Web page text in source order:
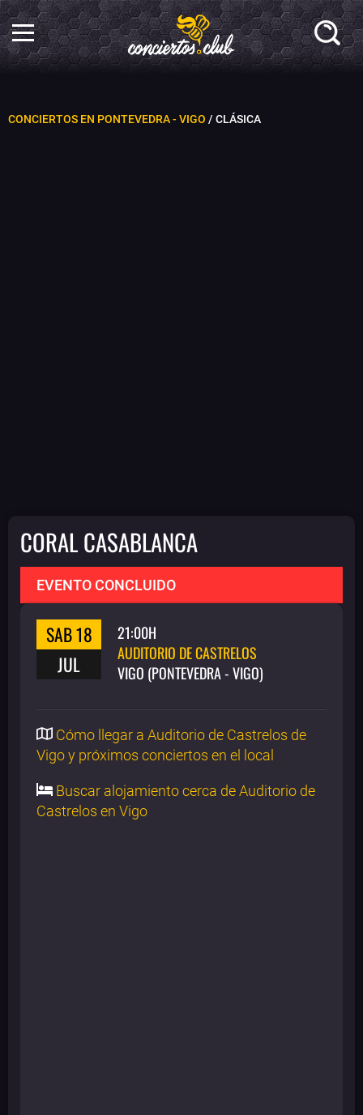
CONCIERTOS EN PONTEVEDRA - VIGO / CLÁSICA
CORAL CASABLANCA
EVENTO CONCLUIDO
SAB 18
JUL
21:00H
AUDITORIO DE CASTRELOS
VIGO (PONTEVEDRA - VIGO)
Cómo llegar a Auditorio de Castrelos de
Vigo y próximos conciertos en el local
Buscar alojamiento cerca de Auditorio de
Castrelos en Vigo